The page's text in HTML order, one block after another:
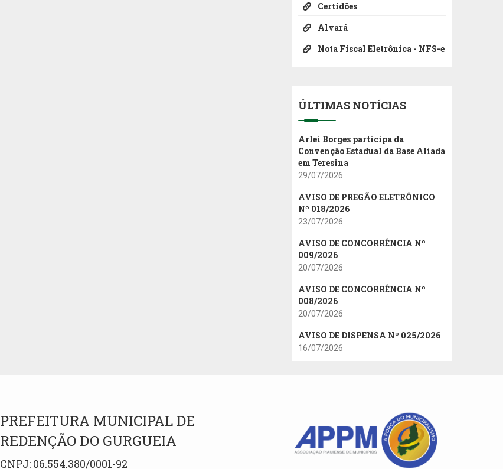
Certidões
Alvará
Nota Fiscal Eletrônica - NFS-e
ÚLTIMAS NOTÍCIAS
Arlei Borges participa da
Convenção Estadual da Base Aliada
em Teresina
29/07/2026
AVISO DE PREGÃO ELETRÔNICO
Nº 018/2026
23/07/2026
AVISO DE CONCORRÊNCIA Nº
009/2026
20/07/2026
AVISO DE CONCORRÊNCIA Nº
008/2026
20/07/2026
AVISO DE DISPENSA Nº 025/2026
16/07/2026
PREFEITURA MUNICIPAL DE
REDENÇÃO DO GURGUEIA
CNPJ: 06.554.380/0001-92